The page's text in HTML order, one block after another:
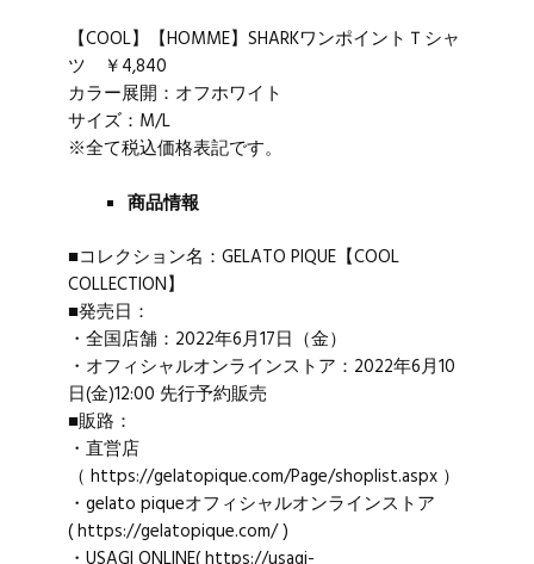
【COOL】【HOMME】SHARKワンポイントＴシャ
ツ ￥4,840
カラー展開：オフホワイト
サイズ：M/L
※全て税込価格表記です。
商品情報
■コレクション名：GELATO PIQUE【COOL
COLLECTION】
■発売日：
・全国店舗：2022年6月17日（金）
・オフィシャルオンラインストア：2022年6月10
日(金)12:00 先行予約販売
■販路：
・直営店
（ https://gelatopique.com/Page/shoplist.aspx ）
・gelato piqueオフィシャルオンラインストア
(https://gelatopique.com/)